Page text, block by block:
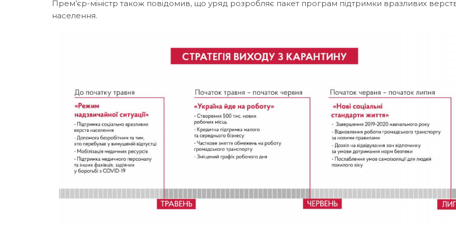
Прем’єр-міністр також повідомив, що уряд розробляє пакет програм підтримки вразливих
населення.